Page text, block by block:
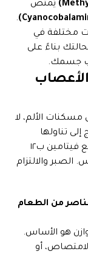
يُمتص
.
مختلفة في
بناءً على
جسمك.
الألم، لا
تناولها
بانتظام لعدة أسابيع أو حتى أشهر (خاصة مع فيتامين ب١٢
والالتزام
من الطعام
هو الأساس.
أو